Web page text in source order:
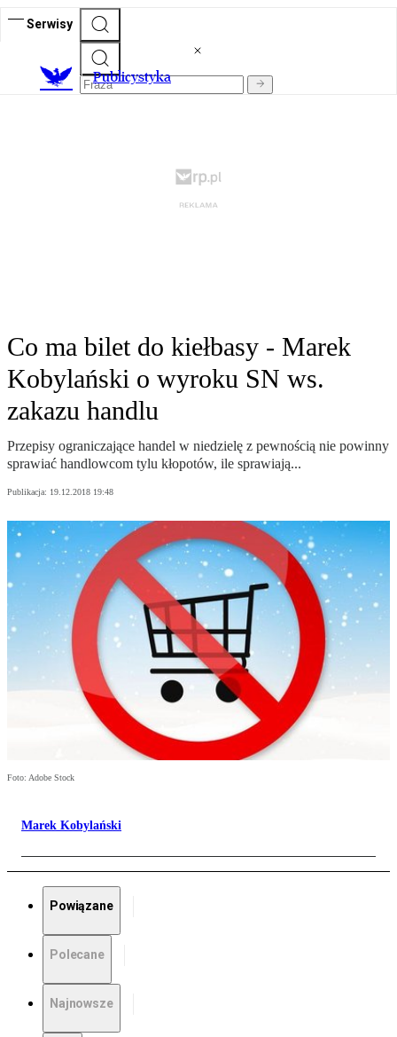
Serwisy
Publicystyka
Co ma bilet do kiełbasy - Marek
Kobylański o wyroku SN ws.
zakazu handlu
Przepisy ograniczające handel w niedzielę z pewnością nie powinny
sprawiać handlowcom tylu kłopotów, ile sprawiają...
Publikacja: 19.12.2018 19:48
Foto: Adobe Stock
Marek Kobylański
Powiązane
Polecane
Najnowsze